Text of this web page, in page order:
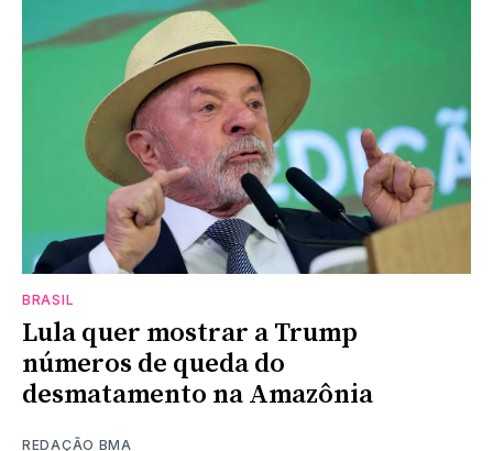
BRASIL
Lula quer mostrar a Trump
números de queda do
desmatamento na Amazônia
REDAÇÃO BMA